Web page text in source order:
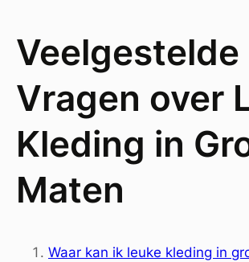
Veelgestelde
Vragen over
Kleding in
Maten
Waar kan ik leuke kleding in